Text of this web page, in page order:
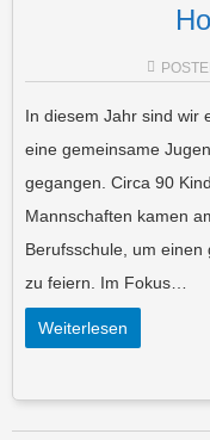
In diesem Jahr sind wir
eine gemeinsame
gegangen. Circa 90
Mannschaften kamen
Berufsschule, um
zu feiern. Im Fokus…
Weiterlesen